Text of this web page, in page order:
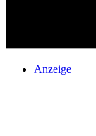
Anzeige